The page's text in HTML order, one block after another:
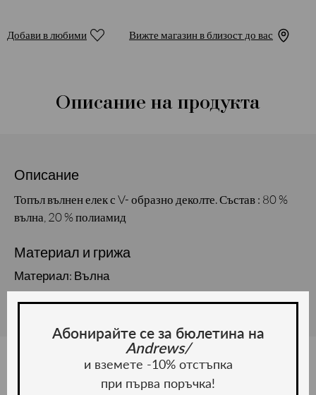
Добави в любими Вижте магазин в близост до вас
Описание на продукта
Описание
Топъл вълнен елек с V- образно деколте. Състав : 80 %
вълна, 20 % полиамид
Материал и грижа
Материал: Вълна
Абонирайте се за бюлетина на
Andrews/
и вземете -10% отстъпка
при първа поръчка!